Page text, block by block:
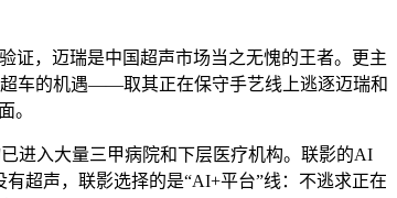
证，迈瑞是中国超声市场当之无愧的王者。更主
车的机遇——取其正在保守手艺线上逃逐迈瑞和
。
进入大量三甲病院和下层医疗机构。联影的AI
超声，联影选择的是“AI+平台”线：不逃求正在